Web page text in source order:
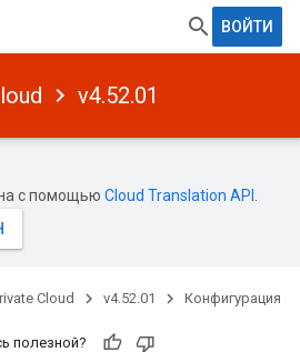
ВОЙТИ
v4.52.01
с помощью Cloud Translation API
Cloud v4.52.01 Конфигурация
полезной?